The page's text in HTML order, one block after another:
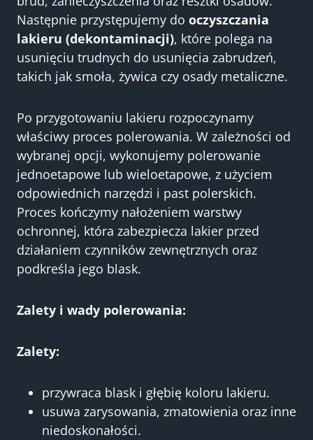
Następnie przystępujemy do oczyszczania
lakieru (dekontaminacji), które polega na
usunięciu trudnych do usunięcia zabrudzeń,
takich jak smoła, żywica czy osady metaliczne.
Po przygotowaniu lakieru rozpoczynamy
właściwy proces polerowania. W zależności od
wybranej opcji, wykonujemy polerowanie
jednoetapowe lub wieloetapowe, z użyciem
odpowiednich narzędzi i past polerskich.
Proces kończymy nałożeniem warstwy
ochronnej, która zabezpiecza lakier przed
działaniem czynników zewnętrznych oraz
podkreśla jego blask.
Zalety i wady polerowania:
Zalety:
przywraca blask i głębię koloru lakieru.
usuwa zarysowania, zmatowienia oraz inne
niedoskonałości.